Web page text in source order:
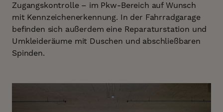
Zugangskontrolle – im Pkw-Bereich auf Wunsch
mit Kennzeichenerkennung. In der Fahrradgarage
befinden sich außerdem eine Reparaturstation und
Umkleideräume mit Duschen und abschließbaren
Spinden.